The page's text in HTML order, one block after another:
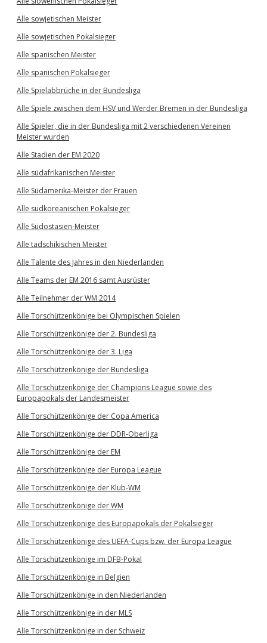
Alle sowjetischen Meister
Alle sowjetischen Pokalsieger
Alle spanischen Meister
Alle spanischen Pokalsieger
Alle Spielabbrüche in der Bundesliga
Alle Spiele zwischen dem HSV und Werder Bremen in der Bundesliga
Alle Spieler, die in der Bundesliga mit 2 verschiedenen Vereinen
Meister wurden
Alle Stadien der EM 2020
Alle südafrikanischen Meister
Alle Südamerika-Meister der Frauen
Alle südkoreanischen Pokalsieger
Alle Südostasien-Meister
Alle tadschikischen Meister
Alle Talente des Jahres in den Niederlanden
Alle Teams der EM 2016 samt Ausrüster
Alle Teilnehmer der WM 2014
Alle Torschützenkönige bei Olympischen Spielen
Alle Torschützenkönige der 2. Bundesliga
Alle Torschützenkönige der 3. Liga
Alle Torschützenkönige der Bundesliga
Alle Torschützenkönige der Champions League sowie des
Europapokals der Landesmeister
Alle Torschützenkönige der Copa America
Alle Torschützenkönige der DDR-Oberliga
Alle Torschützenkönige der EM
Alle Torschützenkönige der Europa League
Alle Torschützenkönige der Klub-WM
Alle Torschützenkönige der WM
Alle Torschützenkönige des Europapokals der Pokalsieger
Alle Torschützenkönige des UEFA-Cups bzw. der Europa League
Alle Torschützenkönige im DFB-Pokal
Alle Torschützenkönige in Belgien
Alle Torschützenkönige in den Niederlanden
Alle Torschützenkönige in der MLS
Alle Torschützenkönige in der Schweiz